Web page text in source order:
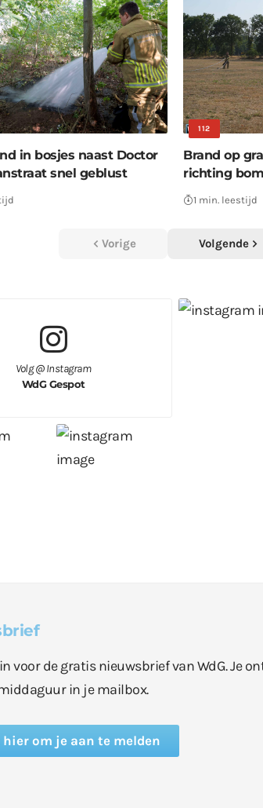
in bosjes naast Doctor
snel geblust
112
Brand op
richting
1 min. leestijd
Vorige Volgende
Volg @ Instagram
WdG Gespot
voor de gratis nieuwsbrief van WdG. Je
in je mailbox.
om je aan te melden